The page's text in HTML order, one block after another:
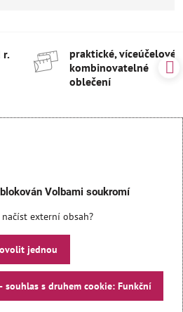
r​.
praktické, víceúčelové
kombinovatelné
oblečení
Volbami soukromí
externí obsah?
jednou
souhlas s druhem cookie: Funkční